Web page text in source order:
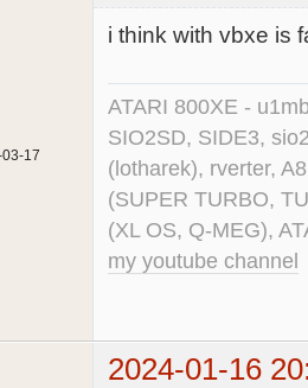
17
i think with vbxe is
ATARI 800XE -
SIO2SD, SIDE3,
(lotharek), rverter,
(SUPER TURBO,
(XL OS, Q-MEG),
my youtube channel
2024-01-16